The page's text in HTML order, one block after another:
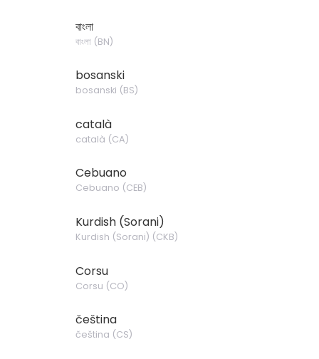
বাংলা
বাংলা (BN)
bosanski
bosanski (BS)
català
català (CA)
Cebuano
Cebuano (CEB)
Kurdish (Sorani)
Kurdish (Sorani) (CKB)
Corsu
Corsu (CO)
čeština
čeština (CS)